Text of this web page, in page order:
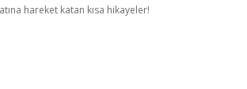
hareket katan kısa hikayeler!